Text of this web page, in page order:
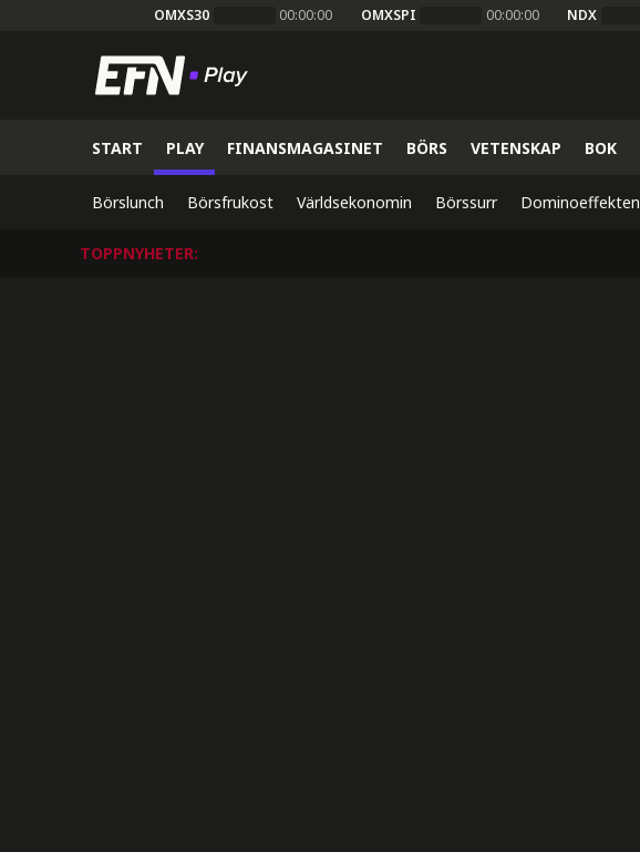
OMXS30 00:00:00 OMXSPI 00:00:00 NDX
START PLAY FINANSMAGASINET BÖRS VETENSKAP BOK
Börslunch Börsfrukost Världsekonomin Börssurr Dominoeffekten
TOPPNYHETER: